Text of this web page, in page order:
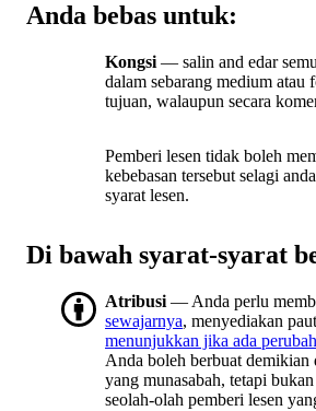
Anda bebas untuk:
Kongsi — salin and edar
dalam sebarang medium atau
tujuan, walaupun secara
Pemberi lesen tidak boleh
kebebasan tersebut selagi
syarat lesen.
Di bawah syarat-syarat
Atribusi — Anda perlu
sewajarnya, menyediakan
menunjukkan jika ada
Anda boleh berbuat demikian
yang munasabah, tetapi
seolah-olah pemberi lesen